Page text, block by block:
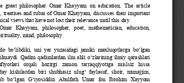
great  philosopher  Omar  Khayyam  on  education.  The  article
treatises and rubai of Omar Khayyam, discusses their important
views that have not lost their relevance until this day.
Omar  Khayyam,  philosopher,  poet,  mathematician,  education,
mind, philosophy
bo‘libdiki,  uni  yer  yuzasidagi  jamiki  maxluqotlarga  bo‘lgan
Qadim qadimlardan ilm ahli o‘zlarining ilmiy qarashlari
orqali  hozirgi  zamon  tarraqqiyotiga  mislsiz  hissa
kishilardan  biri  shubhasiz  ulug‘ faylasuf,  shoir,  munajjim,
bo‘lgan G‘iyosiddin  Abulfath  Umar  ibn  Ibrohim  Xayyom